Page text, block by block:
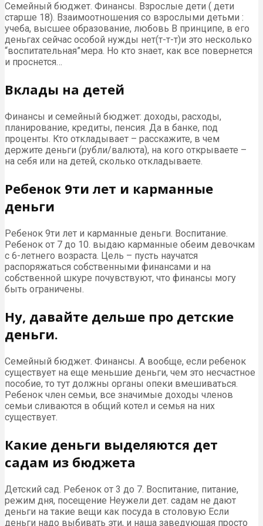
Семейный бюджет. Финансы. Взрослые дети ( дети
старше 18). Взаимоотношения со взрослыми детьми :
учеба, высшее образование, любовь В принципе, в его
деньгах сейчас особой нужды нет(т-т-т)и это несколько
“воспитательная”мера. Но кто знает, как все повернется
и проснется…
Вклады на детей
Финансы и семейный бюджет: доходы, расходы,
планирование, кредиты, пенсия. Да в банке, под
проценты. Кто откладывает – расскажите, в чем
держите деньги (рубли/валюта), на кого открываете –
на себя или на детей, сколько откладываете.
Ребенок 9ти лет и карманные
деньги
Ребенок 9ти лет и карманные деньги. Воспитание.
Ребенок от 7 до 10. выдаю карманные обеим девочкам
с 6-летнего возраста. Цель – пусть научатся
распоряжаться собственными финансами и на
собственной шкуре почувствуют, что финансы могу
быть ограничены.
Ну, давайте дельше про детские
деньги.
Семейный бюджет. Финансы. А вообще, если ребенок
существует на еще меньшие деньги, чем это несчастное
пособие, то тут должны органы опеки вмешиваться.
Ребенок член семьи, все значимые доходы членов
семьи сливаются в общий котел и семья на них
существует.
Какие деньги выделяются дет
садам из бюджета
Детский сад. Ребенок от 3 до 7. Воспитание, питание,
режим дня, посещение Неужели дет. садам не дают
деньги на такие вещи как посуда в столовую Если
деньги надо выбивать эти, и наша заведующая просто